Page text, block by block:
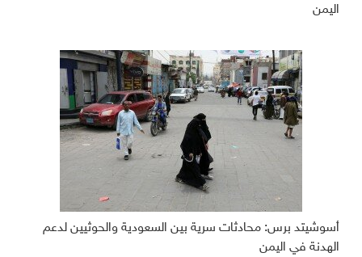
اليمن
أسوشيتد برس: محادثات سرية بين السعودية والحوثيين لدعم
الهدنة في اليمن